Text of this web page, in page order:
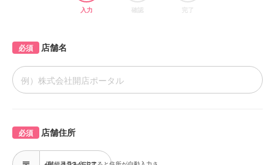
入力 確認 完了
店舗名
必須
店舗住所
必須